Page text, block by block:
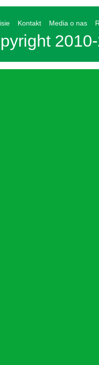
Kontakt Media o nas